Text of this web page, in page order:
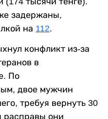
задержаны,
на 112.
конфликт из-за
в
По
двое мужчин
требуя вернуть 30
расправы они